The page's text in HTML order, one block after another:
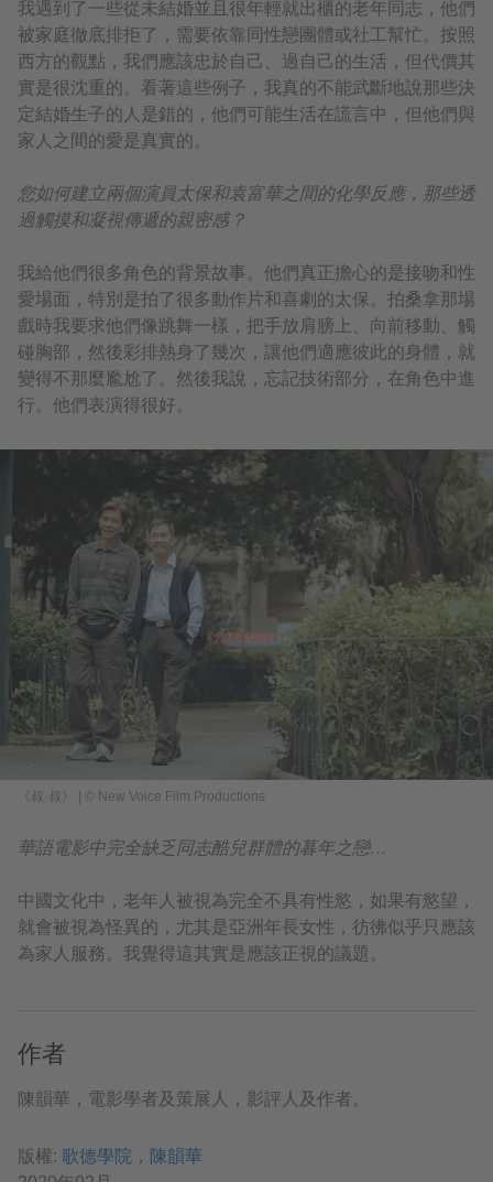
我遇到了一些從未結婚並且很年輕就出櫃的老年同志，他們
被家庭徹底排拒了，需要依靠同性戀團體或社工幫忙。按照
西方的觀點，我們應該忠於自己、過自己的生活，但代價其
實是很沈重的。看著這些例子，我真的不能武斷地說那些決
定結婚生子的人是錯的，他們可能生活在謊言中，但他們與
家人之間的愛是真實的。
您如何建立兩個演員太保和袁富華之間的化學反應，那些透
過觸摸和凝視傳遞的親密感？
我給他們很多角色的背景故事。他們真正擔心的是接吻和性
愛場面，特別是拍了很多動作片和喜劇的太保。拍桑拿那場
戲時我要求他們像跳舞一樣，把手放肩膀上、向前移動、觸
碰胸部，然後彩排熱身了幾次，讓他們適應彼此的身體，就
變得不那麼尷尬了。然後我說，忘記技術部分，在角色中進
行。他們表演得很好。
《叔·叔》 | © New Voice Film Productions
華語電影中完全缺乏同志酷兒群體的暮年之戀…
中國文化中，老年人被視為完全不具有性慾，如果有慾望，
就會被視為怪異的，尤其是亞洲年長女性，彷彿似乎只應該
為家人服務。我覺得這其實是應該正視的議題。
作者
陳韻華，電影學者及策展人，影評人及作者。
版權: 歌德學院，陳韻華